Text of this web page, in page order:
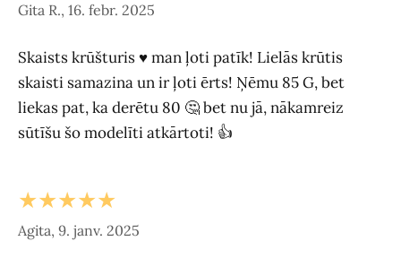
Gita R., 16. febr. 2025
Skaists krūšturis ♥️ man ļoti patīk! Lielās krūtis
skaisti samazina un ir ļoti ērts! Ņēmu 85 G, bet
liekas pat, ka derētu 80 🤔 bet nu jā, nākamreiz
sūtīšu šo modelīti atkārtoti! 👍
★★★★★
Agita, 9. janv. 2025